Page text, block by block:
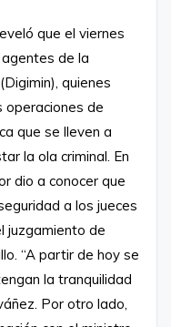
que el viernes
de la
quienes
operaciones de
que se lleven a
la ola criminal. En
dio a conocer que
a los jueces
juzgamiento de
“A partir de hoy se
la tranquilidad
Por otro lado,